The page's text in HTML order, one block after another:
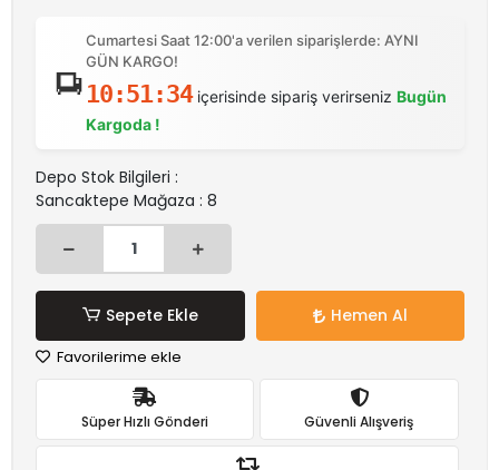
Cumartesi Saat 12:00'a verilen siparişlerde: AYNI
GÜN KARGO!
10:51:34içerisinde sipariş verirseniz Bugün
Kargoda !
Depo Stok Bilgileri :
Sancaktepe Mağaza : 8
Sepete Ekle Hemen Al
Favorilerime ekle
Süper Hızlı Gönderi Güvenli Alışveriş